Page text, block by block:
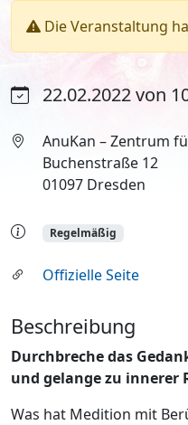
Die Veranstaltung
22.02.2022 von
AnuKan – Zentrum
Buchenstraße 12
01097 Dresden
Regelmäßig
Offizielle Seite
Beschreibung
Durchbreche das
und gelange zu innerer
Was hat Medition mit